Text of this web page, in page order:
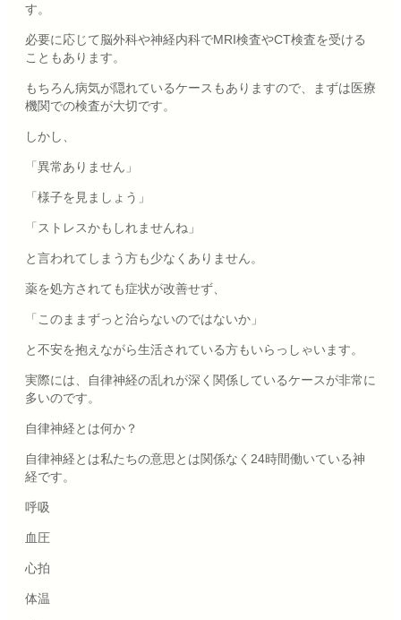
す。
必要に応じて脳外科や神経内科でMRI検査やCT検査を受ける
こともあります。
もちろん病気が隠れているケースもありますので、まずは医療
機関での検査が大切です。
しかし、
「異常ありません」
「様子を見ましょう」
「ストレスかもしれませんね」
と言われてしまう方も少なくありません。
薬を処方されても症状が改善せず、
「このままずっと治らないのではないか」
と不安を抱えながら生活されている方もいらっしゃいます。
実際には、自律神経の乱れが深く関係しているケースが非常に
多いのです。
自律神経とは何か？
自律神経とは私たちの意思とは関係なく24時間働いている神
経です。
呼吸
血圧
心拍
体温